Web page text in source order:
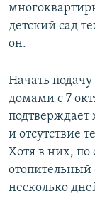
детский сад
он.
Начать
домами с 7
и отсутствие
Хотя в них,
отопительный
несколько